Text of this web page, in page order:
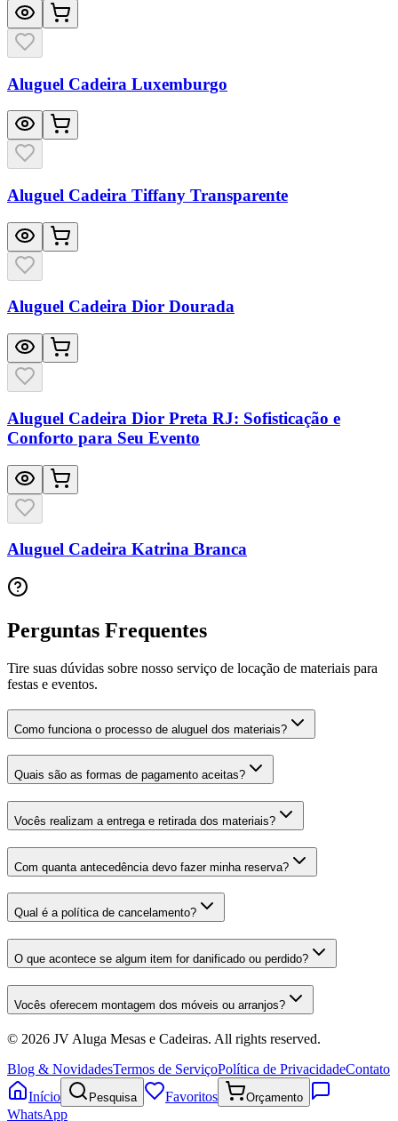
Aluguel Cadeira Luxemburgo
Aluguel Cadeira Tiffany Transparente
Aluguel Cadeira Dior Dourada
Aluguel Cadeira Dior Preta RJ: Sofisticação e
Conforto para Seu Evento
Aluguel Cadeira Katrina Branca
Perguntas Frequentes
Tire suas dúvidas sobre nosso serviço de locação de materiais para
festas e eventos.
Como funciona o processo de aluguel dos materiais?
Quais são as formas de pagamento aceitas?
Vocês realizam a entrega e retirada dos materiais?
Com quanta antecedência devo fazer minha reserva?
Qual é a política de cancelamento?
O que acontece se algum item for danificado ou perdido?
Vocês oferecem montagem dos móveis ou arranjos?
© 2026 JV Aluga Mesas e Cadeiras. All rights reserved.
Blog & NovidadesTermos de ServiçoPolítica de PrivacidadeContato
Início
Pesquisa Favoritos Orçamento
WhatsApp